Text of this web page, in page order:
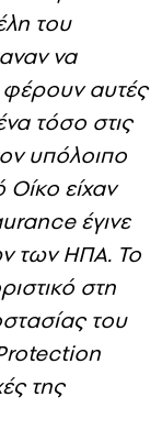
για
κλίμα.
του
να
αυτές
τόσο στις
υπόλοιπο
είχαν
έγινε
των ΗΠΑ. Το
στη
του